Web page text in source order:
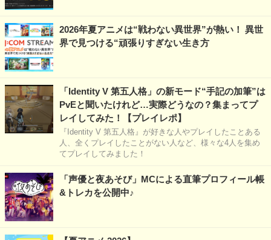
2026年夏アニメは“戦わない異世界”が熱い！ 異世
界で見つける“頑張りすぎない生き方
「Identity V 第五人格」の新モード“手記の加筆”は
PvEと聞いたけれど…実際どうなの？集まってプ
レイしてみた！【プレイレポ】
『Identity V 第五人格』が好きな人やプレイしたことある
人、全くプレイしたことがない人など、様々な4人を集め
てプレイしてみました！
「声優と夜あそび」MCによる直筆プロフィール帳
&トレカを公開中♪